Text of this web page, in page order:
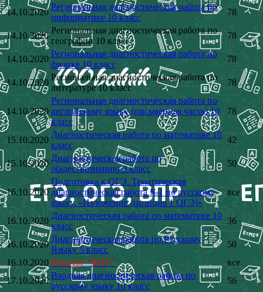
14.10.2020
Региональная диагностическая работа по
информатике 10 класс
78
14.10.2020
Региональная диагностическая работа по
географии 10 класс
78
14.10.2020
Региональная диагностическая работа по
физике 10 класс
78
14.10.2020
Региональная диагностическая работа по
литературе 10 класс
78
14.10.2020
Региональная диагностическая работа по
английскому языку (письменная часть) 10
класс
78
15.10.2020
Диагностическая работа по математике 10
класс
42
15.10.2020
Диагностическая работа по
обществознанию 9 класс
50
16.10.2020
Подготовка к ОГЭ. Тематическая
диагностическая работа №1 по русскому
языку. «Изложение (позиция 1 ОГЭ)»
все
16.10.2020
Диагностическая работа по математике 10
класс
36
16.10.2020
Диагностическая работа по Русскому
Языку 5 класс
50
16.10.2020 Конкурс "КИТ"
все
17.10.2020
Входная диагностическая работа по
русскому языку 10 класс
56